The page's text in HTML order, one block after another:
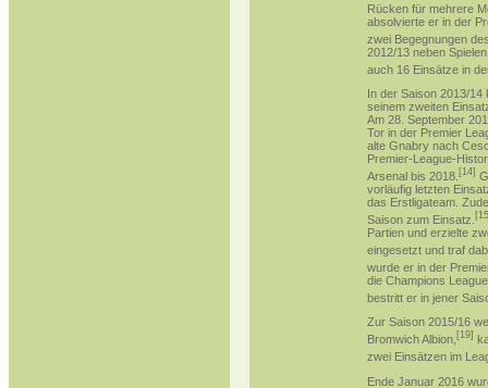
Rücken für mehrere
absolvierte er in der
zwei Begegnungen
2012/13 neben
auch 16 Einsätze in
In der Saison 2013/14
seinem zweiten
Am 28. September
Tor in der Premier
alte Gnabry nach
Premier-League-
Arsenal bis 2018. [14]
vorläufig letzten
das Erstligateam.
Saison zum Einsatz. [15
Partien und erzielte
eingesetzt und traf
wurde er in der
die Champions
bestritt er in jener
Zur Saison 2015/16
Bromwich Albion [19]
zwei Einsätzen im
Ende Januar 2016